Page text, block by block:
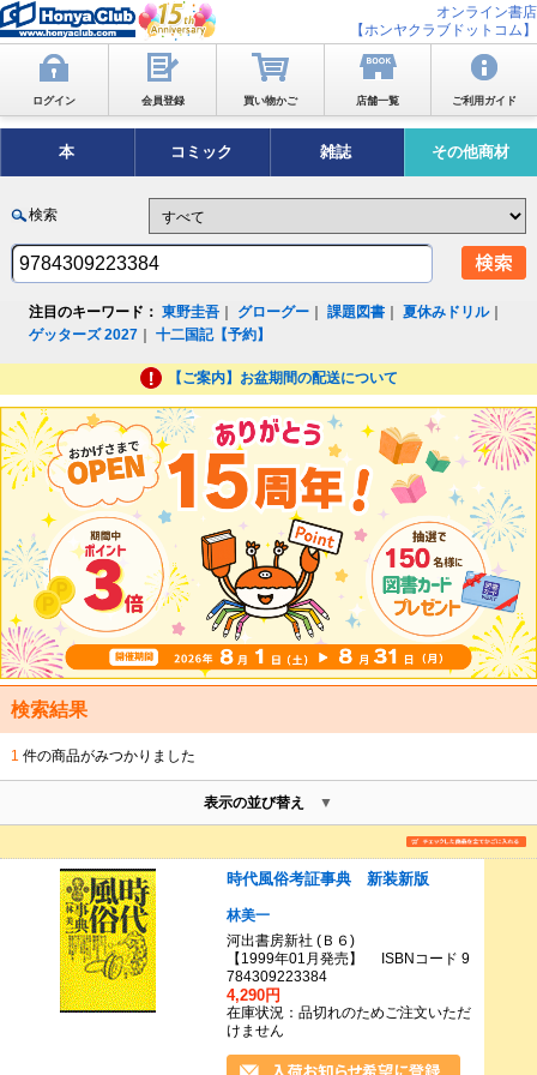
オンライン書店
【ホンヤクラブドットコム】
ログイン 会員登録 買い物かご 店舗一覧 ご利用ガイド
本 コミック 雑誌 その他商材
検索
注目のキーワード： 東野圭吾 グローグー ｜課題図書 ｜夏休みドリル｜
ゲッターズ 2027 ｜十二国記【予約】
【ご案内】お盆期間の配送について
検索結果
1 件の商品がみつかりました
表示の並び替え
時代風俗考証事典 新装新版
林美一
河出書房新社 (Ｂ６)
【1999年01月発売】 ISBNコード 9
784309223384
4,290円
在庫状況：品切れのためご注文いただ
けません